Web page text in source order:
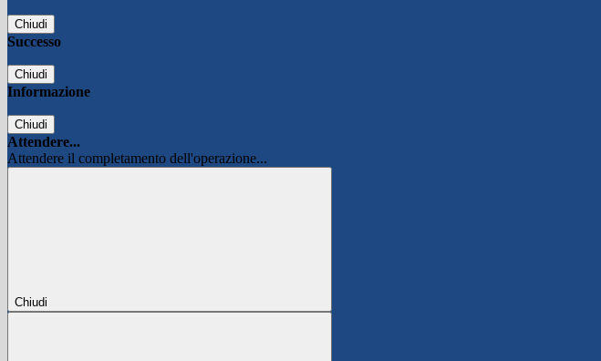
Chiudi
Successo
Chiudi
Informazione
Chiudi
Attendere...
Attendere il completamento dell'operazione...
Chiudi